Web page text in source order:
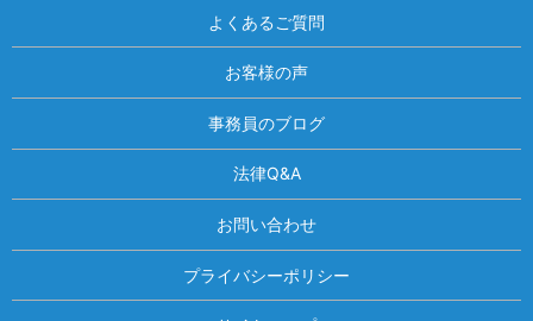
よくあるご質問
お客様の声
事務員のブログ
法律Q&A
お問い合わせ
プライバシーポリシー